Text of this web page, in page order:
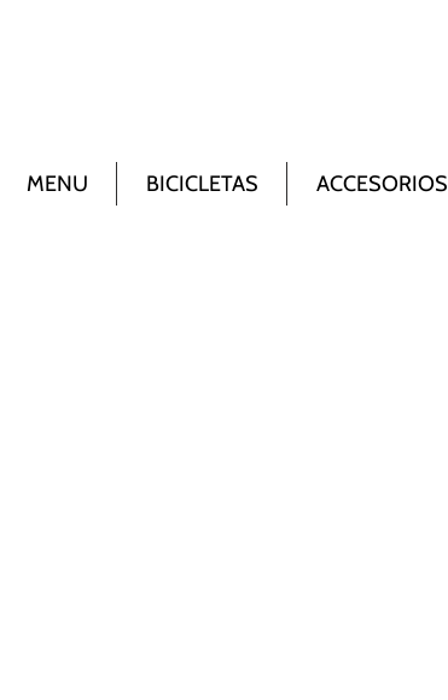
MENU BICICLETAS ACCESORIOS